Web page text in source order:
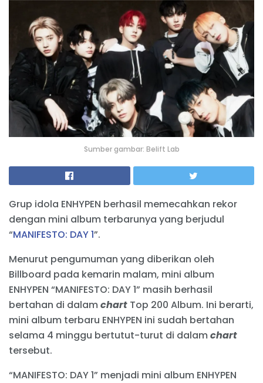
Sumber gambar: Belift Lab
Grup idola ENHYPEN berhasil memecahkan rekor
dengan mini album terbarunya yang berjudul
“MANIFESTO: DAY 1”.
Menurut pengumuman yang diberikan oleh
Billboard pada kemarin malam, mini album
ENHYPEN “MANIFESTO: DAY 1” masih berhasil
bertahan di dalamchart Top 200 Album. Ini berarti,
mini album terbaru ENHYPEN ini sudah bertahan
selama 4 minggu bertutut-turut di dalamchart
tersebut.
“MANIFESTO: DAY 1” menjadi mini album ENHYPEN